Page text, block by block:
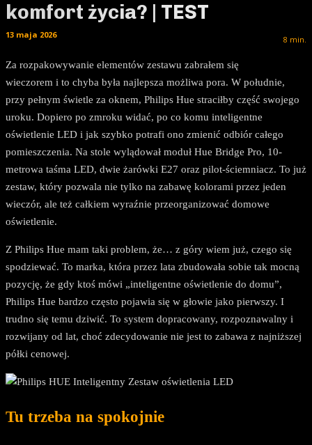
komfort życia? | TEST
8 min.
13 maja 2026
Za rozpakowywanie elementów zestawu zabrałem się
wieczorem i to chyba była najlepsza możliwa pora. W południe,
przy pełnym świetle za oknem, Philips Hue straciłby część swojego
uroku. Dopiero po zmroku widać, po co komu inteligentne
oświetlenie LED i jak szybko potrafi ono zmienić odbiór całego
pomieszczenia. Na stole wylądował moduł Hue Bridge Pro, 10-
metrowa taśma LED, dwie żarówki E27 oraz pilot-ściemniacz. To już
zestaw, który pozwala nie tylko na zabawę kolorami przez jeden
wieczór, ale też całkiem wyraźnie przeorganizować domowe
oświetlenie.
Z Philips Hue mam taki problem, że… z góry wiem już, czego się
spodziewać. To marka, która przez lata zbudowała sobie tak mocną
pozycję, że gdy ktoś mówi „inteligentne oświetlenie do domu”,
Philips Hue bardzo często pojawia się w głowie jako pierwszy. I
trudno się temu dziwić. To system dopracowany, rozpoznawalny i
rozwijany od lat, choć zdecydowanie nie jest to zabawa z najniższej
półki cenowej.
Tu trzeba na spokojnie